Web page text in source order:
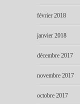
février 2018
janvier 2018
décembre 2017
novembre 2017
octobre 2017